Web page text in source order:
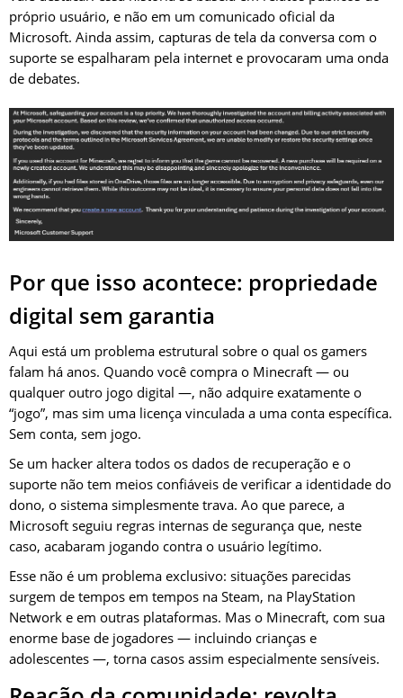
próprio usuário, e não em um comunicado oficial da
Microsoft. Ainda assim, capturas de tela da conversa com o
suporte se espalharam pela internet e provocaram uma onda
de debates.
Por que isso acontece: propriedade
digital sem garantia
Aqui está um problema estrutural sobre o qual os gamers
falam há anos. Quando você compra o Minecraft — ou
qualquer outro jogo digital —, não adquire exatamente o
“jogo”, mas sim uma licença vinculada a uma conta específica.
Sem conta, sem jogo.
Se um hacker altera todos os dados de recuperação e o
suporte não tem meios confiáveis de verificar a identidade do
dono, o sistema simplesmente trava. Ao que parece, a
Microsoft seguiu regras internas de segurança que, neste
caso, acabaram jogando contra o usuário legítimo.
Esse não é um problema exclusivo: situações parecidas
surgem de tempos em tempos na Steam, na PlayStation
Network e em outras plataformas. Mas o Minecraft, com sua
enorme base de jogadores — incluindo crianças e
adolescentes —, torna casos assim especialmente sensíveis.